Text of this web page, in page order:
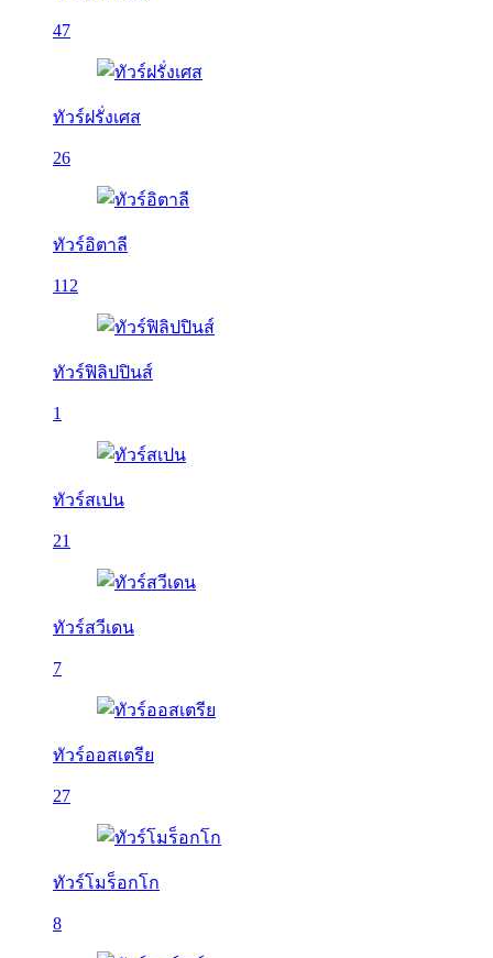
47
ทัวร์ฝรั่งเศส
26
ทัวร์อิตาลี
112
ทัวร์ฟิลิปปินส์
1
ทัวร์สเปน
21
ทัวร์สวีเดน
7
ทัวร์ออสเตรีย
27
ทัวร์โมร็อกโก
8